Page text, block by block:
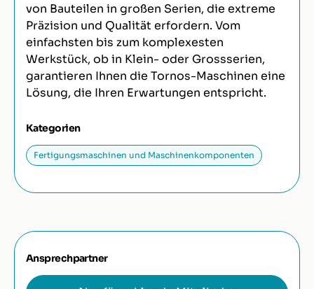
von Bauteilen in großen Serien, die extreme
Präzision und Qualität erfordern. Vom
einfachsten bis zum komplexesten
Werkstück, ob in Klein- oder Grossserien,
garantieren Ihnen die Tornos-Maschinen eine
Lösung, die Ihren Erwartungen entspricht.
Kategorien
Fertigungsmaschinen und Maschinenkomponenten
Ansprechpartner